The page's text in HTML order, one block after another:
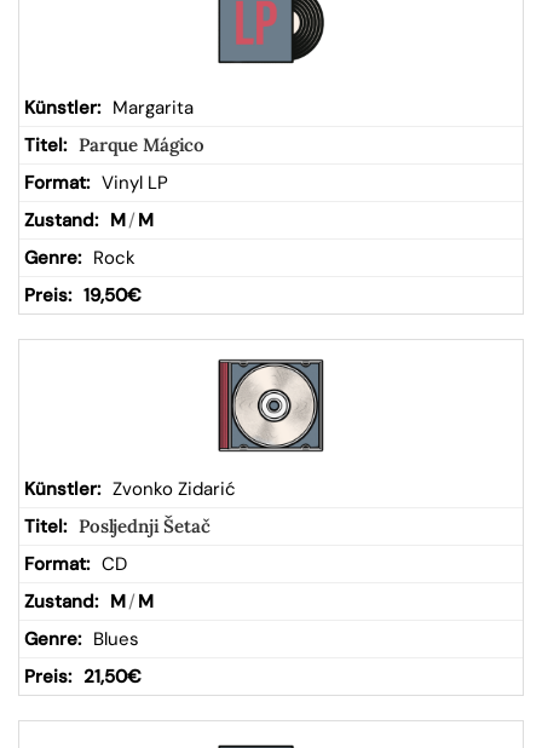
Margarita
Parque Mágico
Vinyl LP
M/ M
Rock
19,50€
Zvonko Zidarić
Posljednji Šetač
CD
M/ M
Blues
21,50€